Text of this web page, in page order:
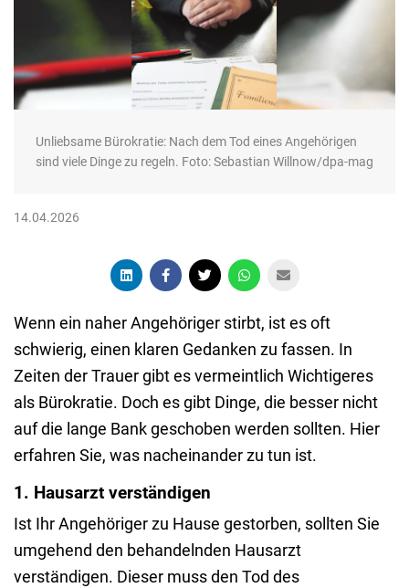
Unliebsame Bürokratie: Nach dem Tod eines Angehörigen
sind viele Dinge zu regeln. Foto: Sebastian Willnow/dpa-mag
14.04.2026
Wenn ein naher Angehöriger stirbt, ist es oft
schwierig, einen klaren Gedanken zu fassen. In
Zeiten der Trauer gibt es vermeintlich Wichtigeres
als Bürokratie. Doch es gibt Dinge, die besser nicht
auf die lange Bank geschoben werden sollten. Hier
erfahren Sie, was nacheinander zu tun ist.
1. Hausarzt verständigen
Ist Ihr Angehöriger zu Hause gestorben, sollten Sie
umgehend den behandelnden Hausarzt
verständigen. Dieser muss den Tod des